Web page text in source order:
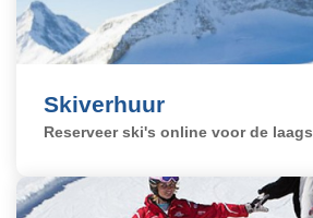
Skiverhuur
Reserveer ski's online voor de